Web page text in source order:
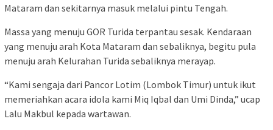
Mataram dan sekitarnya masuk melalui pintu Tengah.
Massa yang menuju GOR Turida terpantau sesak. Kendaraan
yang menuju arah Kota Mataram dan sebaliknya, begitu pula
menuju arah Kelurahan Turida sebaliknya merayap.
“Kami sengaja dari Pancor Lotim (Lombok Timur) untuk ikut
memeriahkan acara idola kami Miq Iqbal dan Umi Dinda,” ucap
Lalu Makbul kepada wartawan.